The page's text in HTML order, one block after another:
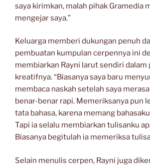
saya kirimkan, malah pihak Gramedia
mengejar saya.”
Keluarga memberi dukungan penuh
pembuatan kumpulan cerpennya ini
membiarkan Rayni larut sendiri dalam
kreatifnya. “Biasanya saya baru
membaca naskah setelah saya
benar-benar rapi. Memeriksanya pun
tata bahasa, karena memang
Tapi ia selalu membiarkan tulisanku
Biasanya begitulah ia memeriksa
Selain menulis cerpen, Rayni juga